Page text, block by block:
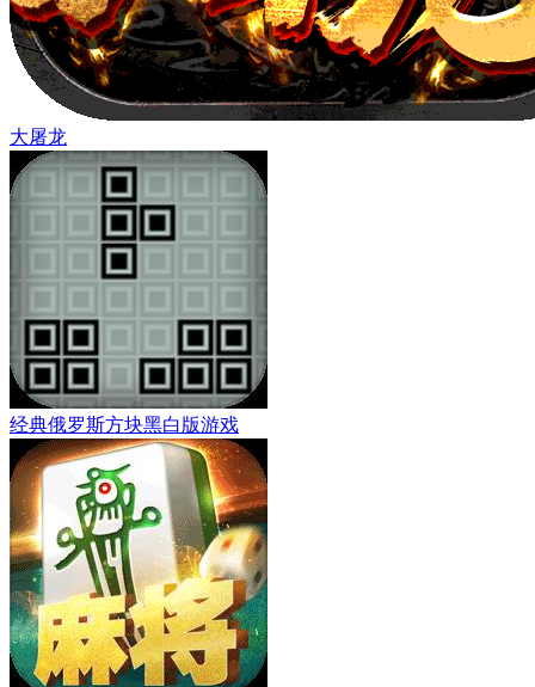
大屠龙
经典俄罗斯方块黑白版游戏